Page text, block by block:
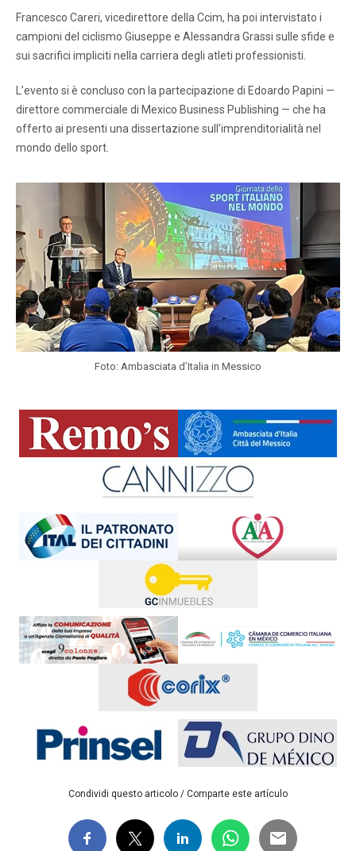
Francesco Careri, vicedirettore della Ccim, ha poi intervistato i
campioni del ciclismo Giuseppe e Alessandra Grassi sulle sfide e
sui sacrifici impliciti nella carriera degli atleti professionisti.
L’evento si è concluso con la partecipazione di Edoardo Papini —
direttore commerciale di Mexico Business Publishing — che ha
offerto ai presenti una dissertazione sull’imprenditorialità nel
mondo dello sport.
Foto: Ambasciata d’Italia in Messico
Condividi questo articolo / Comparte este artículo